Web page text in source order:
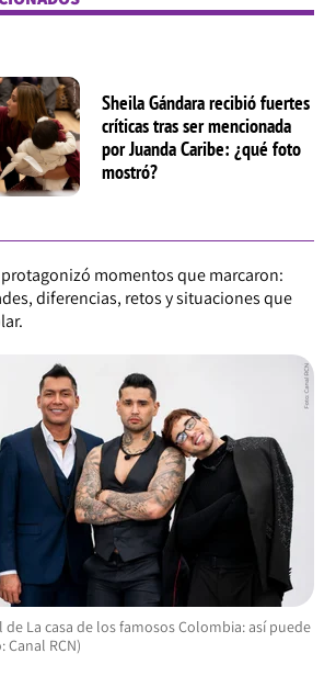
Sheila Gándara recibió fuertes
críticas tras ser mencionada
por Juanda Caribe: ¿qué foto
mostró?
momentos que marcaron:
diferencias, retos y situaciones que
de La casa de los famosos Colombia: así puede
Canal RCN)